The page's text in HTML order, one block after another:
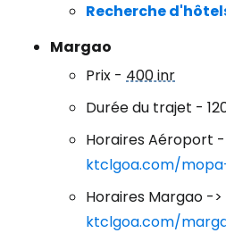
Recherche
Margao
Prix - 400 inr
Durée du trajet -
Horaires Aéroport -
ktclgoa.com/
Horaires Margao -
ktclgoa.com/